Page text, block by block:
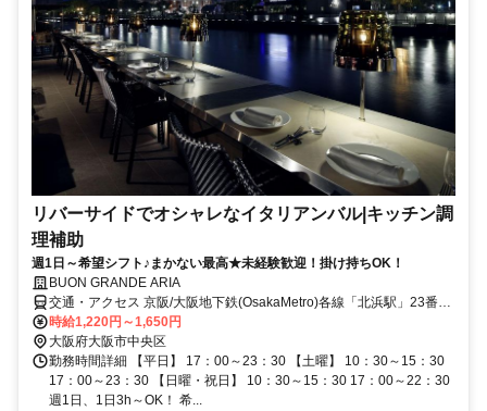
リバーサイドでオシャレなイタリアンバル|キッチン調
理補助
週1日～希望シフト♪まかない最高★未経験歓迎！掛け持ちOK！
BUON GRANDE ARIA
交通・アクセス 京阪/大阪地下鉄(OsakaMetro)各線「北浜駅」23番出
口スグ＊リバーサイドのテラスもあるオシャレで雰囲気が良いイタリ
アン・ダイニングバー
時給1,220円～1,650円
大阪府大阪市中央区
勤務時間詳細 【平日】 17：00～23：30 【土曜】 10：30～15：30
17：00～23：30 【日曜・祝日】 10：30～15：30 17：00～22：30
週1日、1日3h～OK！ 希...